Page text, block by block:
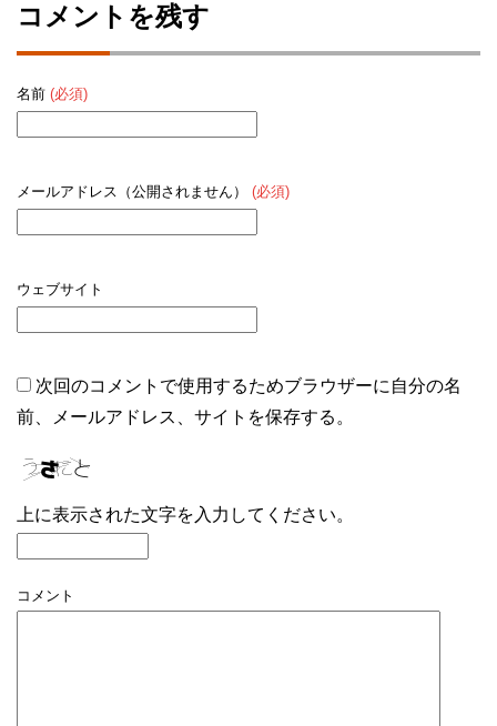
コメントを残す
名前 (必須)
メールアドレス（公開されません） (必須)
ウェブサイト
次回のコメントで使用するためブラウザーに自分の名
前、メールアドレス、サイトを保存する。
上に表示された文字を入力してください。
コメント